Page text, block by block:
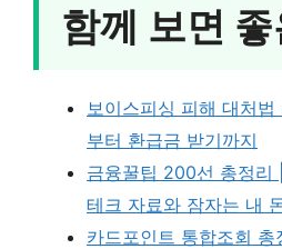
함께 보면
보이스피싱 피해 대처
부터 환급금 받기까지
금융꿀팁 200선 총정리
테크 자료와 잠자는 내
카드포인트 통합조회